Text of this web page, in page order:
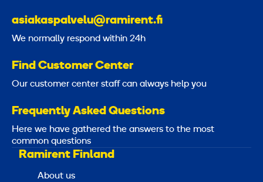
asiakaspalvelu@ramirent.fi
We normally respond within 24h
Find Customer Center
Our customer center staff can always help you
Frequently Asked Questions
Here we have gathered the answers to the most
common questions
Ramirent Finland
About us